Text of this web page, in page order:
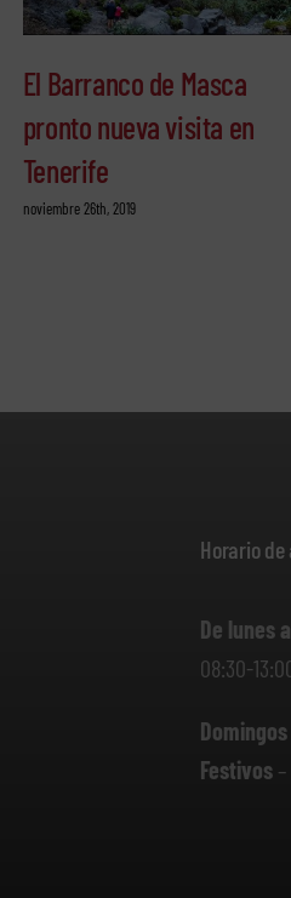
El Barranco de Masca
pronto nueva visita en
Tenerife
noviembre 26th, 2019
Horario
De lunes
08:30-
Domingos
Festivos